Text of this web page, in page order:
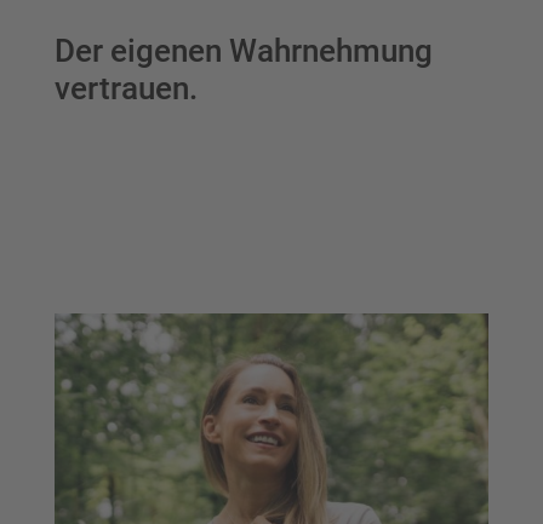
Der eigenen Wahrnehmung
vertrauen.